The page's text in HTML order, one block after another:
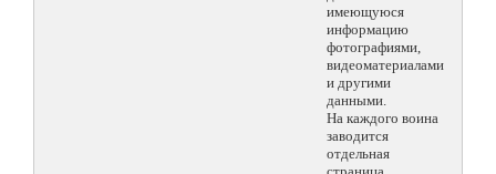
имеющуюся
информацию
фотографиями,
видеоматериалами
и другими
данными.
На каждого воина
заводится
отдельная